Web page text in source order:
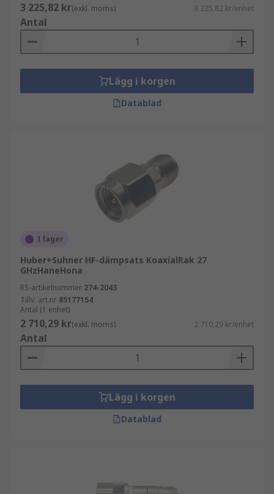
3 225,82 kr(exkl. moms) 3 225,82 kr/enhet
Antal
Lägg i korgen
Datablad
I lager
Huber+Suhner HF-dämpsats KoaxialRak 27
GHzHaneHona
RS-artikelnummer 274-2043
Tillv. art.nr 85177154
Antal (1 enhet)
2 710,29 kr(exkl. moms) 2 710,29 kr/enhet
Antal
Lägg i korgen
Datablad